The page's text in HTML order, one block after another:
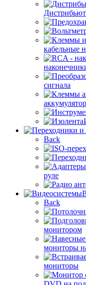
кабельные
сигнала
Back
руле
Back
монитором
мониторы
мониторы